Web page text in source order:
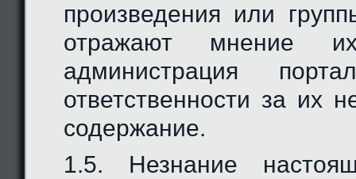
произведения или
отражают мнение
администрация
ответственности за их
содержание.
1.5. Незнание